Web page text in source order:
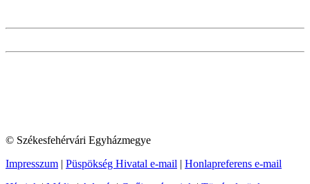
© Székesfehérvári Egyházmegye
Impresszum | Püspökség Hivatal e-mail | Honlapreferens e-mail